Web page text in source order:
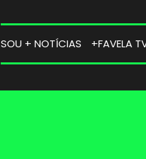
SOU + NOTÍCIAS +FAVELA